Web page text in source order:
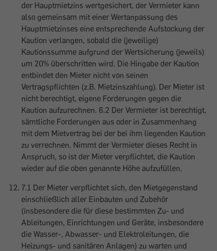
der Hauptmietzins wertgesichert, der Vermieter kann
also gemeinsam mit einer Wertanpassung des
Hauptmietzinses eine entsprechende Aufstockung der
Kaution verlangen, sobald die (jeweilige)
Kautionssumme aufgrund der Wertsicherung (jeweils)
um 20% überschritten wird. Die Hingabe der Kaution
entbindet den Mieter nicht von seinen
Vertragspflichten (z.B. Mietzinszahlung). Der Mieter ist
nicht berechtigt, eigene Forderungen gegen die
Kaution aufzurechnen. 6.2 Der Vermieter ist berechtigt,
sämtliche Forderungen aus oder in Zusammenhang
mit dem Mietvertrag bei der bei ihm liegenden Kaution
zu verrechnen. Nimmt der Vermieter dieses Recht in
Anspruch, so ist der Mieter verpflichtet, die Kaution
wieder auf die oben genannte Höhe aufzufüllen.
7.1 Der Mieter verpflichtet sich, den Mietgegenstand
einschließlich aller Einbauten und Zubehör
(insbesondere die für diese bestimmten Zu- und
Ableitungen, Einrichtungen und Geräte, insbesondere
die Wasser-, Abwasser- und Elektroleitungen, die
Heizungs- und sanitären Anlagen) zu warten und